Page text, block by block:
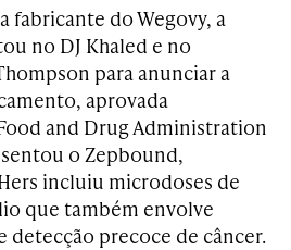
fabricante do Wegovy, a
no DJ Khaled e no
para anunciar a
aprovada
and Drug Administration
o Zepbound,
incluiu microdoses de
que também envolve
detecção precoce de câncer.